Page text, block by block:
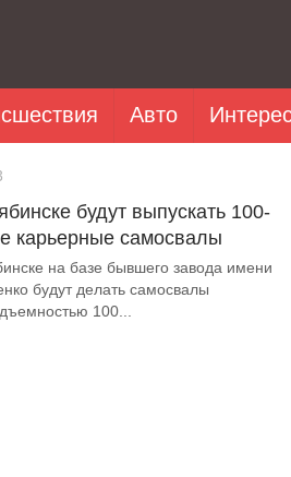
Авто
будут выпускать 100-
карьерные самосвалы
на базе бывшего завода имени
будут делать самосвалы
100...